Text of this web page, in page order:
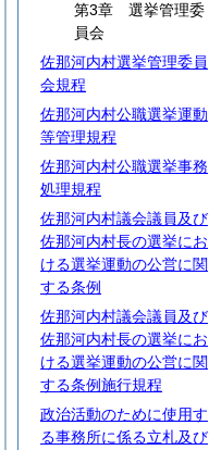
第3章 選挙管理委
員会
佐那河内村選挙管理委員
会規程
佐那河内村公職選挙運動
等管理規程
佐那河内村公職選挙事務
処理規程
佐那河内村議会議員及び
佐那河内村長の選挙にお
ける選挙運動の公営に関
する条例
佐那河内村議会議員及び
佐那河内村長の選挙にお
ける選挙運動の公営に関
する条例施行規程
政治活動のために使用す
る事務所に係る立札及び